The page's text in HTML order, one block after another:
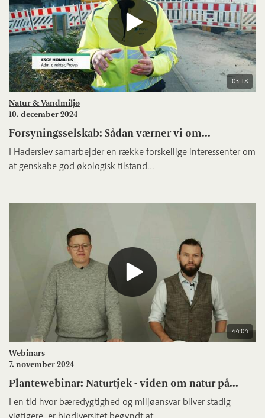
03:18
Natur & Vandmiljø
10. december 2024
Forsyningsselskab: Sådan værner vi om...
I Haderslev samarbejder en række forskellige interessenter om
at genskabe god økologisk tilstand...
44:04
Webinars
7. november 2024
Plantewebinar: Naturtjek - viden om natur på...
I en tid hvor bæredygtighed og miljøansvar bliver stadig